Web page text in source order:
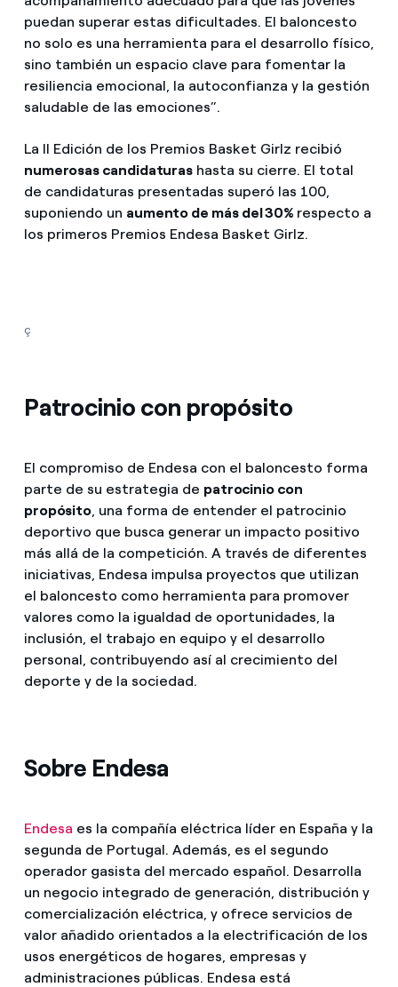
puedan superar estas dificultades. El baloncesto
no solo es una herramienta para el desarrollo físico,
sino también un espacio clave para fomentar la
resiliencia emocional, la autoconfianza y la gestión
saludable de las emociones”.
La II Edición de los Premios Basket Girlz recibió
numerosas candidaturas hasta su cierre. El total
de candidaturas presentadas superó las 100,
suponiendo un aumento de más del 30% respecto a
los primeros Premios Endesa Basket Girlz.
ç
Patrocinio con propósito
El compromiso de Endesa con el baloncesto forma
parte de su estrategia de patrocinio con
propósito , una forma de entender el patrocinio
deportivo que busca generar un impacto positivo
más allá de la competición. A través de diferentes
iniciativas, Endesa impulsa proyectos que utilizan
el baloncesto como herramienta para promover
valores como la igualdad de oportunidades, la
inclusión, el trabajo en equipo y el desarrollo
personal, contribuyendo así al crecimiento del
deporte y de la sociedad.
Sobre Endesa
Endesa es la compañía eléctrica líder en España y la
segunda de Portugal. Además, es el segundo
operador gasista del mercado español. Desarrolla
un negocio integrado de generación, distribución y
comercialización eléctrica, y ofrece servicios de
valor añadido orientados a la electrificación de los
usos energéticos de hogares, empresas y
administraciones públicas. Endesa está